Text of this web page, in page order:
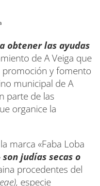
obtener las ayudas
de A Veiga que
promoción y fomento
municipal de A
parte de las
organice la
marca «Faba Loba
son judías secas o
procedentes del
especie